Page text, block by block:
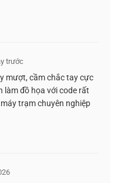
trước
mượt, cầm chắc tay cực
làm đồ họa với code rất
trạm chuyên nghiệp